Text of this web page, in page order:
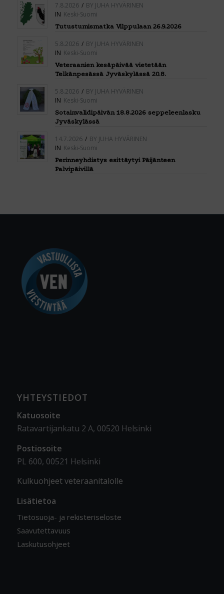
7.8.2026 / BY JUHA HYVÄRINEN
IN Keski-Suomi
Tutustumismatka Vilppulaan 26.9.2026
5.8.2026 / BY JUHA HYVÄRINEN
IN Keski-Suomi
Veteraanien kesäpäivää vietetään
Telkänpesässä Jyväskylässä 20.8.
5.8.2026 / BY JUHA HYVÄRINEN
IN Keski-Suomi
Sotainvalidipäivän 18.8.2026 seppeleenlasku
Jyväskylässä
14.7.2026 / BY JUHA HYVÄRINEN
IN Keski-Suomi
Perinneyhdistys esittäytyi Päijänteen
Palvipäivillä
YHTEYSTIEDOT
Katuosoite
Ratavartijankatu 2 A, 00520 Helsinki
Postiosoite
PL 600, 00521 Helsinki
Kulkuohjeet veteraanitalolle
Lisätietoa
Tietosuoja- ja rekisteriseloste
Saavutettavuus
Laskutusohjeet